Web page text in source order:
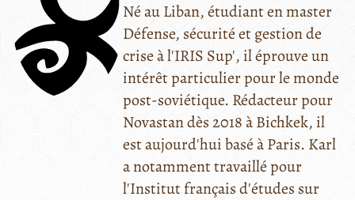
Né au Liban, étudiant en master
Défense, sécurité et gestion de
crise à l'IRIS Sup', il éprouve un
intérêt particulier pour le monde
post-soviétique. Rédacteur pour
Novastan dès 2018 à Bichkek, il
est aujourd'hui basé à Paris. Karl
a notamment travaillé pour
l'Institut français d'études sur